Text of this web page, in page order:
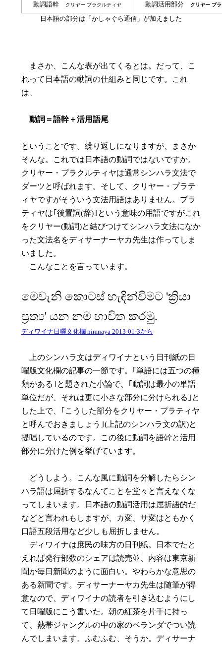
動詞語幹 クリヤー プラクルティヤ 動詞活用部分 クリヤー プ
日本語の部分は「かしゃぐら通信」が加えました
まさか、こんな表が出てくるとは。だって、こ
れって日本語の動詞の仕組みと同じです。これ
は、
動詞＝語幹＋活用語尾
ということです。繰り返しになりますが、まさか
そんな。これでは日本語の動詞ではないですか。
クリヤー・プラクルティヤは通常シンハラ文法で
ダーツと呼ばれます。そして、クリヤー・プラテ
ィヤですがそういう文法用語はありません。プラ
ティヤは｢後置詞(辞)｣という意味の用語ですがこれ
をクリヤー(動詞)と結びつけてシンハラ文法になか
った文法名をディサーナーヤカ先生は作ってしま
いました。
こんなことを言っています。
මෙවැනි කොටස්‌ හැඳින්වීමට 'ක්‍රියා
ප්‍රත්‍ය' යන නම භාවිත කරමු.
ディワイナ日曜文化欄 nimnaya 2013-01-3から
上のシンハラ文はディワイナという日刊紙の日
曜版文化欄の記事の一節です。｢単語には五つの種
類がある｣と題された小論で、｢動詞は最小の単語
単位だが、それは更に小さな部分に分けられる｣と
した上で、｢こうした部分をクリヤー・プラティヤ
と呼んでおきましょう｣(上記のシンハラ文の訳)と
提唱しているのです。この後に動詞を語幹と活用
部分に分けた例を挙げています。
どうしよう。こんな風に動詞を分解したらシン
ハラ語は屈折するなんてことを堂々と言えなくな
ってしまいます。日本語の動詞活用は屈折語的だ
などと言われもしますが、カ変、サ変はともかく
口語五段活用など少しも屈折しません。
ディワイナは庶民の味方の日刊紙。日本でたと
えれば発行部数のシェアは読売並、内容は東京新
聞か毎日新聞のように面白い。やわらかな意思の
ある新聞です。ディサーナーヤカ先生は随筆が得
意なので、ディワイナの読者を引き込むようにし
て日曜版にこう書いた。朝の紅茶を片手に持っ
て、熱帯ジャングルの中の家のベランダでつい読
んでしまいます。ふむふむ、そうか。ディサーナ